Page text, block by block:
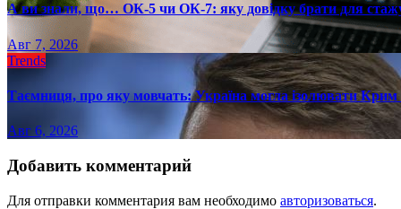
А ви знали, що… ОК-5 чи ОК-7: яку довідку брати для
Авг 7, 2026
Trends
Таємниця, про яку мовчать: Україна могла ізолювати
Авг 6, 2026
Добавить комментарий
Для отправки комментария вам необходимо авторизоваться.